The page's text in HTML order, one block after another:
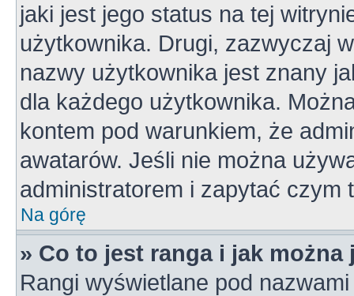
jaki jest jego status na tej
użytkownika. Drugi, zazwyczaj
nazwy użytkownika jest znany
dla każdego użytkownika.
kontem pod warunkiem, że
awatarów. Jeśli nie można
administratorem i zapytać czym
Na górę
» Co to jest ranga i jak można
Rangi wyświetlane pod